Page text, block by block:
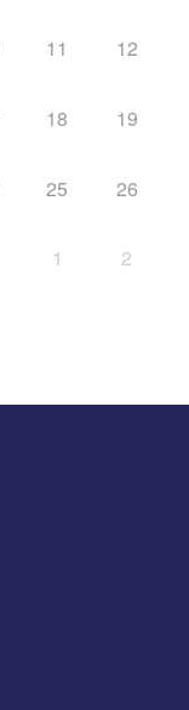
11 12
18 19
25 26
1 2